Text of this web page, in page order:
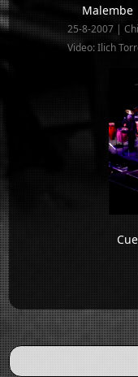
Malembe
25-8-2007 |
Video: Ilich